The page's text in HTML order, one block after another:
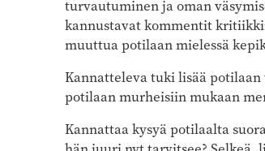
turvautuminen ja oman
kannustavat kommentit
muuttua potilaan mielessä
Kannatteleva tuki lisää
potilaan murheisiin mukaan
Kannattaa kysyä potilaalta